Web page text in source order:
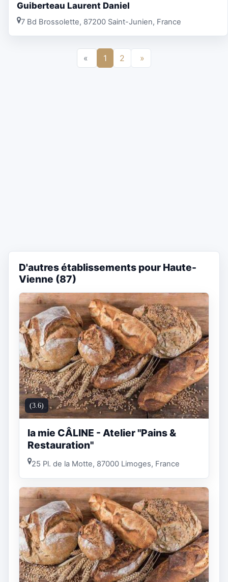
Guiberteau Laurent Daniel
7 Bd Brossolette, 87200 Saint-Junien, France
« 1 2 »
D'autres établissements pour Haute-
Vienne (87)
(3.6)
la mie CÂLINE - Atelier "Pains &
Restauration"
25 Pl. de la Motte, 87000 Limoges, France